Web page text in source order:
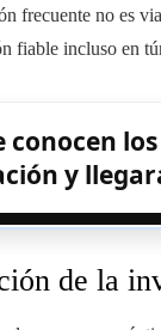
frecuente no es
fiable incluso en
conocen
y
de la